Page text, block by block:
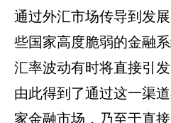
通过外汇市场传导到发
些国家高度脆弱的金融
汇率波动有时将直接引
由此得到了通过这一渠
家金融市场，乃至于直